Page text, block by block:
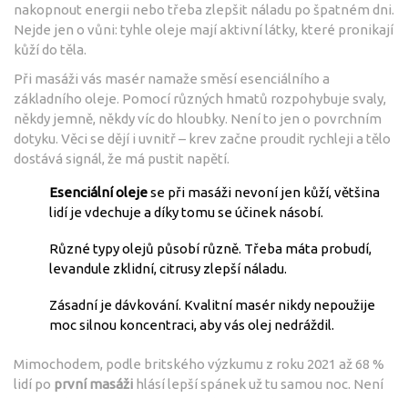
nakopnout energii nebo třeba zlepšit náladu po špatném dni.
Nejde jen o vůni: tyhle oleje mají aktivní látky, které pronikají
kůží do těla.
Při masáži vás masér namaže směsí esenciálního a
základního oleje. Pomocí různých hmatů rozpohybuje svaly,
někdy jemně, někdy víc do hloubky. Není to jen o povrchním
dotyku. Věci se dějí i uvnitř – krev začne proudit rychleji a tělo
dostává signál, že má pustit napětí.
Esenciální olejese při masáži nevoní jen kůží, většina
lidí je vdechuje a díky tomu se účinek násobí.
Různé typy olejů působí různě. Třeba máta probudí,
levandule zklidní, citrusy zlepší náladu.
Zásadní je dávkování. Kvalitní masér nikdy nepoužije
moc silnou koncentraci, aby vás olej nedráždil.
Mimochodem, podle britského výzkumu z roku 2021 až 68 %
lidí po první masáži hlásí lepší spánek už tu samou noc. Není